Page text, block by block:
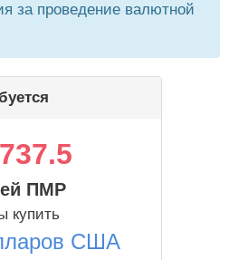
за проведение валютной
ПМР
купить
США